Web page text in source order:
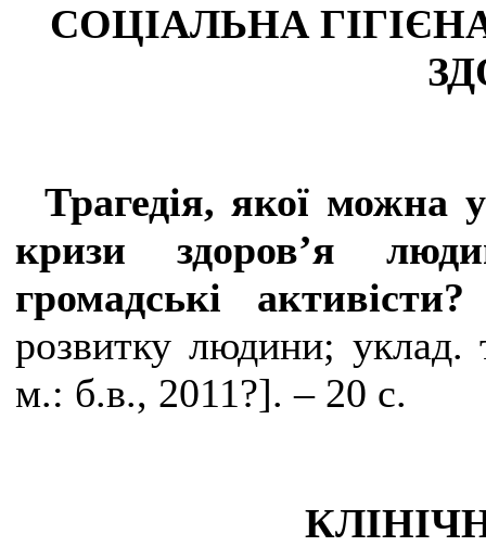
СОЦІАЛЬНА
Трагедія, якої можна
кризи здоров’я
громадські
розвитку людини;
м.: б.в., 2011?]. – 20 с.